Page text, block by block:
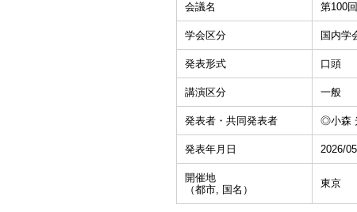
会議名 第100
学会区分 国内学
発表形式 口頭
講演区分 一般
発表者・共同発表者 ◎小森
発表年月日 2026/05
開催地
（都市, 国名）
東京